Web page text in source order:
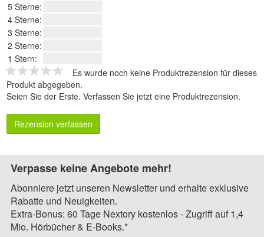
5 Sterne:
4 Sterne:
3 Sterne:
2 Sterne:
1 Stern:
Es wurde noch keine Produktrezension für dieses
Produkt abgegeben.
Seien Sie der Erste. Verfassen Sie jetzt eine Produktrezension.
Rezension verfassen
Verpasse keine Angebote mehr!
Abonniere jetzt unseren Newsletter und erhalte exklusive
Rabatte und Neuigkeiten.
Extra-Bonus: 60 Tage Nextory kostenlos - Zugriff auf 1,4
Mio. Hörbücher & E-Books.*